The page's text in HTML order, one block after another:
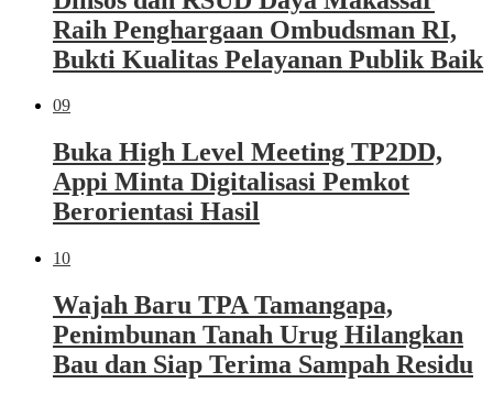
Raih Penghargaan Ombudsman RI,
Bukti Kualitas Pelayanan Publik Baik
09
Buka High Level Meeting TP2DD,
Appi Minta Digitalisasi Pemkot
Berorientasi Hasil
10
Wajah Baru TPA Tamangapa,
Penimbunan Tanah Urug Hilangkan
Bau dan Siap Terima Sampah Residu